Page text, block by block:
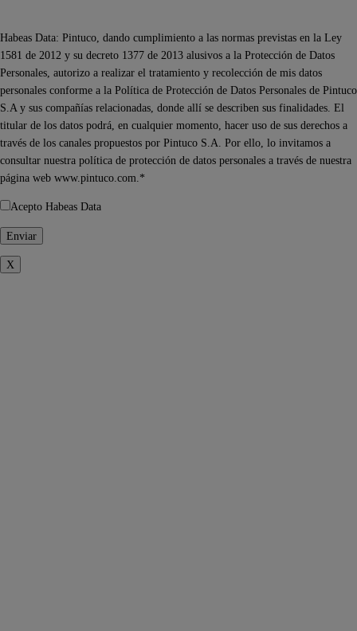
Habeas Data: Pintuco, dando cumplimiento a las normas previstas en la Ley
1581 de 2012 y su decreto 1377 de 2013 alusivos a la Protección de Datos
Personales, autorizo a realizar el tratamiento y recolección de mis datos
personales conforme a la Política de Protección de Datos Personales de Pintuco
S.A y sus compañías relacionadas, donde allí se describen sus finalidades. El
titular de los datos podrá, en cualquier momento, hacer uso de sus derechos a
través de los canales propuestos por Pintuco S.A. Por ello, lo invitamos a
consultar nuestra política de protección de datos personales a través de nuestra
página web www.pintuco.com.*
Acepto Habeas Data
X